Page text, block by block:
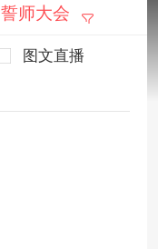
誓师大会
图文直播